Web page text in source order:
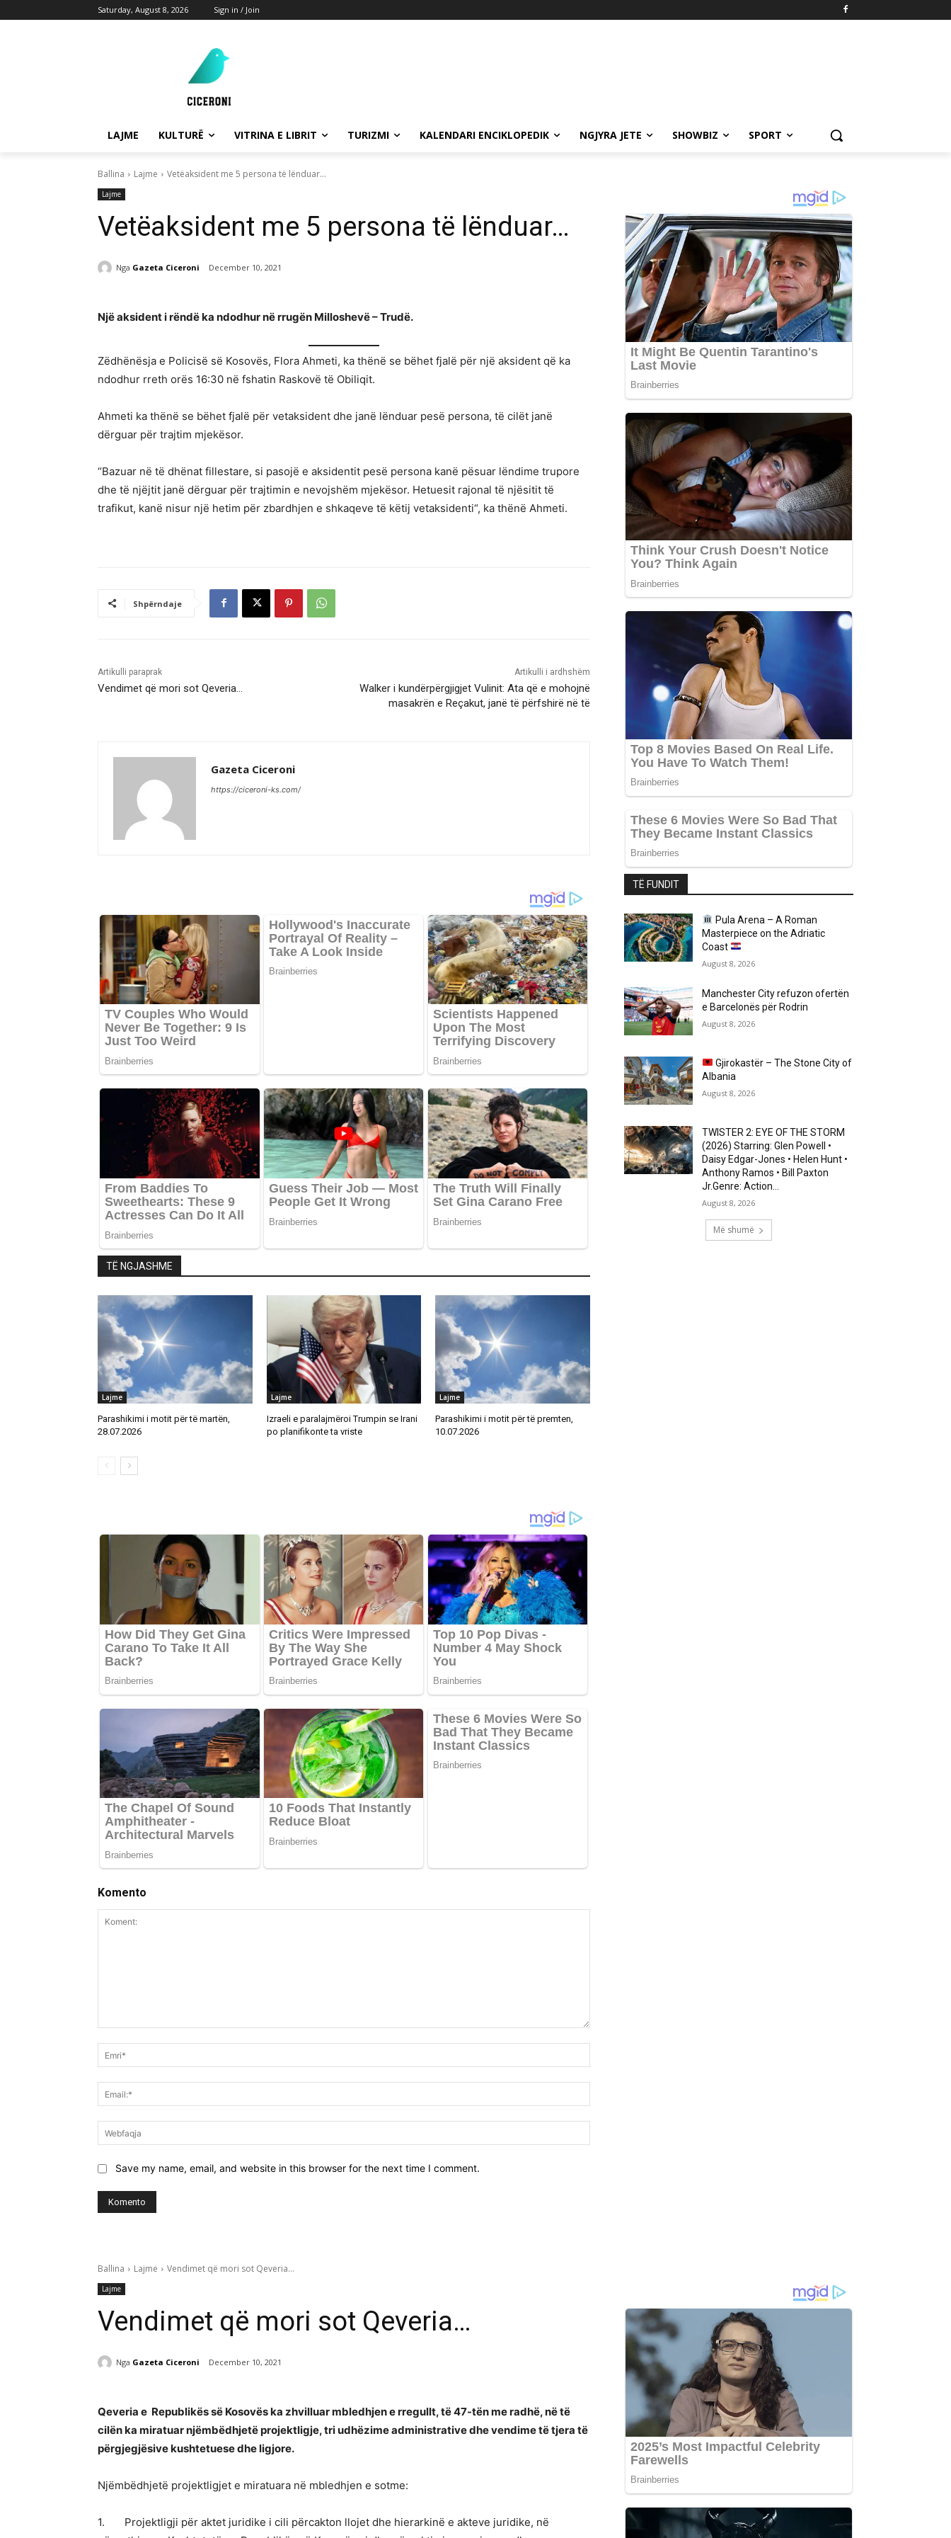
Saturday, August 8, 2026 Sign in / Join
LAJME KULTURË VITRINA E LIBRIT TURIZMI KALENDARI ENCIKLOPEDIK NGJYRA JETE SHOWBIZ SPORT
Ballina Lajme Vetëaksident me 5 persona të lënduar...
Lajme
Vetëaksident me 5 persona të lënduar…
Nga Gazeta Ciceroni December 10, 2021
Një aksident i rëndë ka ndodhur në rrugën Milloshevë – Trudë.
Zëdhënësja e Policisë së Kosovës, Flora Ahmeti, ka thënë se bëhet fjalë për një aksident që ka
ndodhur rreth orës 16:30 në fshatin Raskovë të Obiliqit.
Ahmeti ka thënë se bëhet fjalë për vetaksident dhe janë lënduar pesë persona, të cilët janë
dërguar për trajtim mjekësor.
“Bazuar në të dhënat fillestare, si pasojë e aksidentit pesë persona kanë pësuar lëndime trupore
dhe të njëjtit janë dërguar për trajtimin e nevojshëm mjekësor. Hetuesit rajonal të njësitit të
trafikut, kanë nisur një hetim për zbardhjen e shkaqeve të këtij vetaksidenti“, ka thënë Ahmeti.
Shpërndaje
Artikulli paraprak
Vendimet që mori sot Qeveria…
Artikulli i ardhshëm
Walker i kundërpërgjigjet Vulinit: Ata që e mohojnë
masakrën e Reçakut, janë të përfshirë në të
Gazeta Ciceroni
https://ciceroni-ks.com/
TË NGJASHME
Lajme
Parashikimi i motit për të martën,
28.07.2026
Lajme
Izraeli e paralajmëroi Trumpin se Irani
po planifikonte ta vriste
Lajme
Parashikimi i motit për të premten,
10.07.2026
Komento
Save my name, email, and website in this browser for the next time I comment.
TË FUNDIT
Pula Arena – A Roman
Masterpiece on the Adriatic
Coast
August 8, 2026
Manchester City refuzon ofertën
e Barcelonës për Rodrin
August 8, 2026
Gjirokastër – The Stone City of
Albania
August 8, 2026
TWISTER 2: EYE OF THE STORM
(2026) Starring: Glen Powell •
Daisy Edgar-Jones • Helen Hunt •
Anthony Ramos • Bill Paxton
Jr.Genre: Action...
August 8, 2026
Më shumë